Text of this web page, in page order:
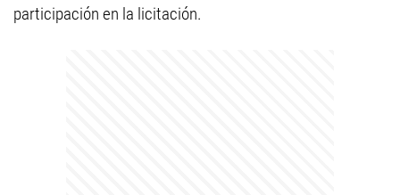
participación en la licitación.